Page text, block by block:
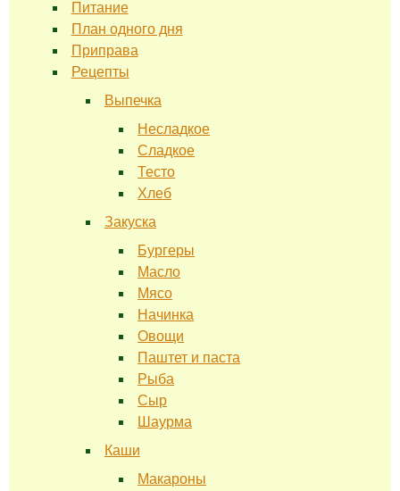
Питание
План одного дня
Приправа
Рецепты
Выпечка
Несладкое
Сладкое
Тесто
Хлеб
Закуска
Бургеры
Масло
Мясо
Начинка
Овощи
Паштет и паста
Рыба
Сыр
Шаурма
Каши
Макароны